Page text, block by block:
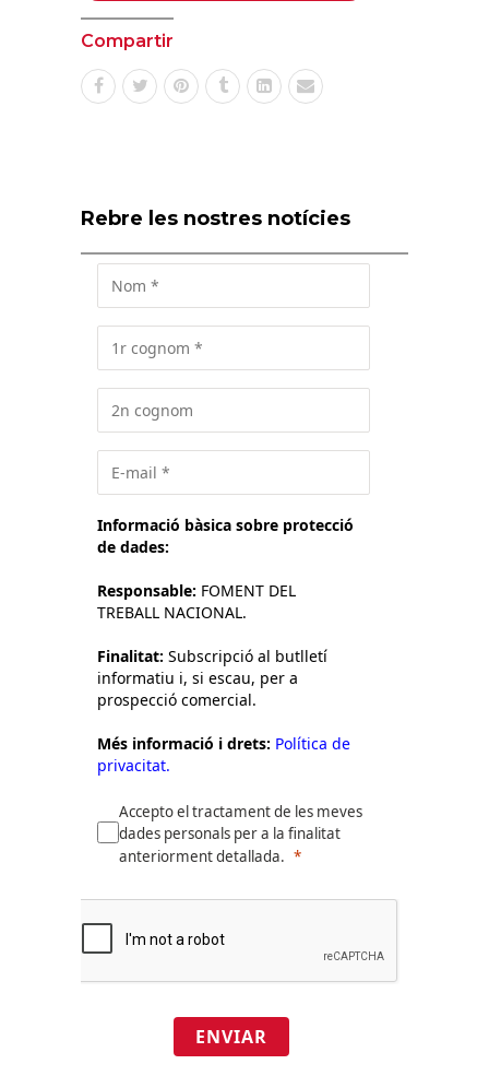
Compartir
Rebre les nostres notícies
Informació bàsica sobre protecció
de dades:
Responsable: FOMENT DEL
TREBALL NACIONAL.
Finalitat: Subscripció al butlletí
informatiu i, si escau, per a
prospecció comercial.
Més informació i drets: Política de
privacitat.
Accepto el tractament de les meves
dades personals per a la finalitat
anteriorment detallada.
ENVIAR